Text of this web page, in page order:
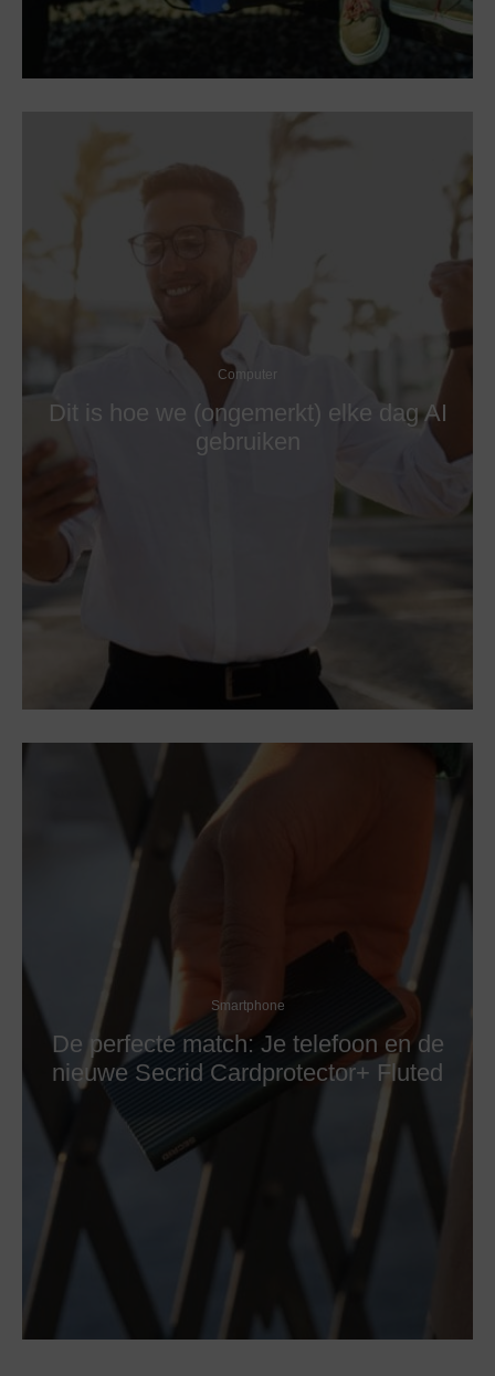
Computer
Dit is hoe we (ongemerkt) elke dag AI
gebruiken
Smartphone
De perfecte match: Je telefoon en de
nieuwe Secrid Cardprotector+ Fluted